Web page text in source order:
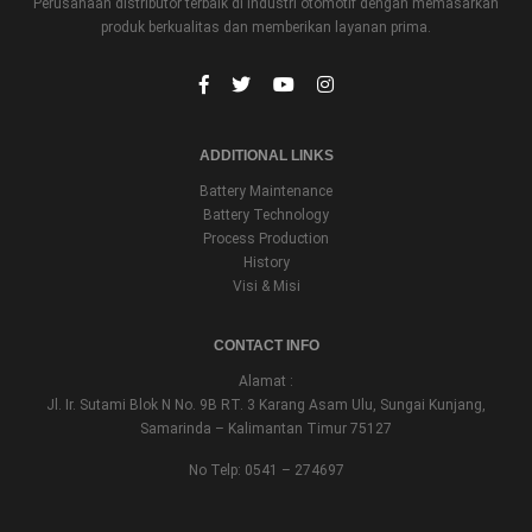
Perusahaan distributor terbaik di industri otomotif dengan memasarkan
produk berkualitas dan memberikan layanan prima.
ADDITIONAL LINKS
Battery Maintenance
Battery Technology
Process Production
History
Visi & Misi
CONTACT INFO
Alamat :
Jl. Ir. Sutami Blok N No. 9B RT. 3 Karang Asam Ulu, Sungai Kunjang,
Samarinda – Kalimantan Timur 75127
No Telp: 0541 – 274697